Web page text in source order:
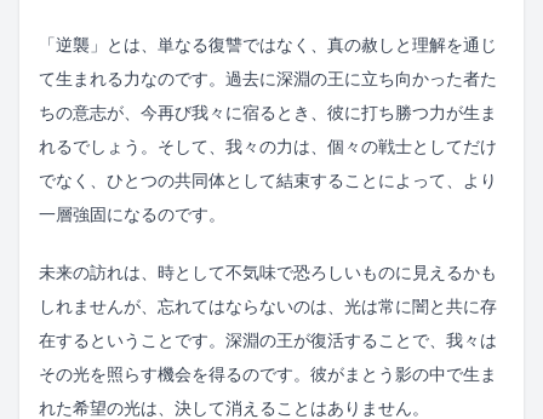
「逆襲」とは、単なる復讐ではなく、真の赦しと理解を通じ
て生まれる力なのです。過去に深淵の王に立ち向かった者た
ちの意志が、今再び我々に宿るとき、彼に打ち勝つ力が生ま
れるでしょう。そして、我々の力は、個々の戦士としてだけ
でなく、ひとつの共同体として結束することによって、より
一層強固になるのです。
未来の訪れは、時として不気味で恐ろしいものに見えるかも
しれませんが、忘れてはならないのは、光は常に闇と共に存
在するということです。深淵の王が復活することで、我々は
その光を照らす機会を得るのです。彼がまとう影の中で生ま
れた希望の光は、決して消えることはありません。